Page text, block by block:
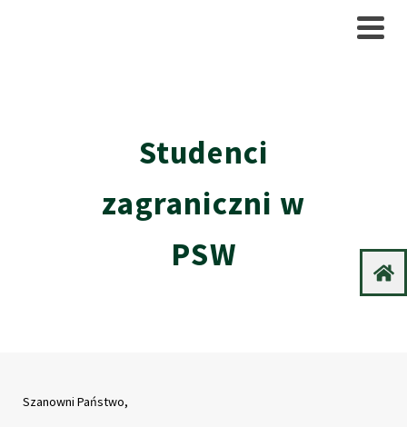
Studenci
zagraniczni w
PSW
Szanowni Państwo,